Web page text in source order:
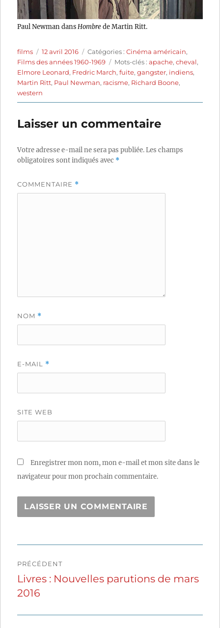
Paul Newman dans Hombrede Martin Ritt.
Auteur
films
Publié
le
12 avril 2016 Catégories
Catégories :Cinéma américain,
Films des années 1960-1969
Étiquettes
Mots-clés :apache,cheval,
Elmore Leonard, Fredric March,fuite,gangster, indiens,
Martin Ritt, Paul Newman, racisme, Richard Boone,
western
Laisser un commentaire
Votre adresse e-mail ne sera pas publiée.Les champs
obligatoires sont indiqués avec *
COMMENTAIRE *
NOM *
E-MAIL *
SITE WEB
Enregistrer mon nom, mon e-mail et mon site dans le
navigateur pour mon prochain commentaire.
de
l’article
PRÉCÉDENT
Publication
précédente :
Livres : Nouvelles parutions de mars
2016